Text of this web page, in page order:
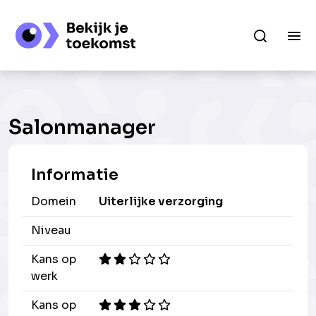
Salonmanager
Informatie
Domein
Uiterlijke verzorging
Niveau
Kans op
werk
Kans op